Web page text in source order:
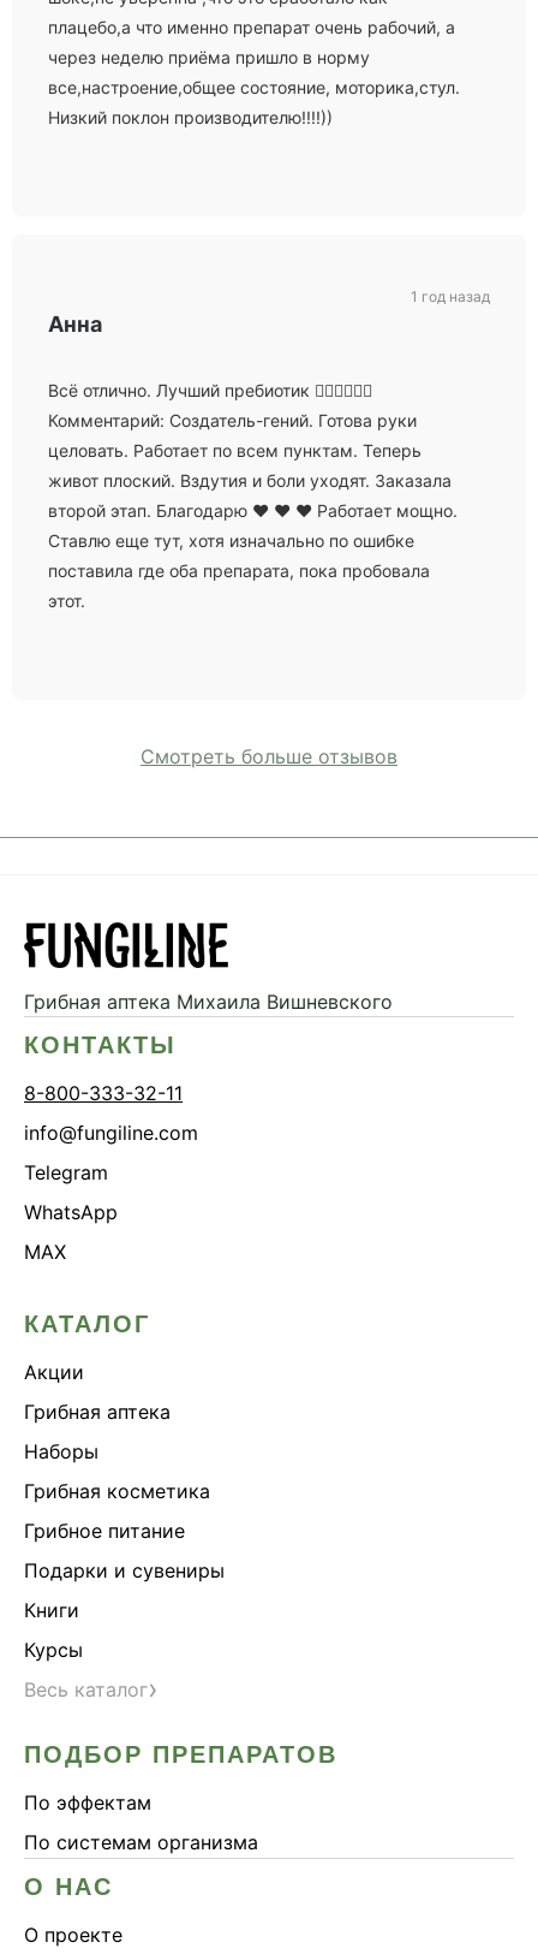
плацебо,а что именно препарат очень рабочий, а
через неделю приёма пришло в норму
все,настроение,общее состояние, моторика,стул.
Низкий поклон производителю!!!!))
Анна
Всё отлично. Лучший пребиотик ❤️‍🔥❤️‍🔥❤️‍🔥
Комментарий: Создатель-гений. Готова руки
целовать. Работает по всем пунктам. Теперь
живот плоский. Вздутия и боли уходят. Заказала
второй этап. Благодарю ❤️ ❤️ ❤️ Работает мощно.
Ставлю еще тут, хотя изначально по ошибке
поставила где оба препарата, пока пробовала
этот.
1 год назад
Смотреть больше отзывов
Грибная аптека Михаила Вишневского
КОНТАКТЫ
8-800-333-32-11
info@fungiline.com
Telegram
WhatsApp
MAX
КАТАЛОГ
Акции
Грибная аптека
Наборы
Грибная косметика
Грибное питание
Подарки и сувениры
Книги
Курсы
Весь каталог›
ПОДБОР ПРЕПАРАТОВ
По эффектам
По системам организма
О НАС
О проекте